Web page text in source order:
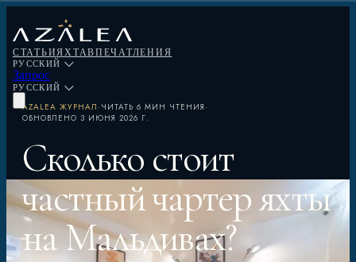
СТАТЬИ ЯХТА ВПЕЧАТЛЕНИЯ
РУССКИЙ
Запрос
РУССКИЙ
AZALEA ЖУРНАЛ · ЧИТАТЬ 6 МИН ЧТЕНИЯ ·
ОБНОВЛЕНО 3 ИЮНЯ 2026 Г.
Сколько стоит
частный чартер яхты
на Мальдивах?